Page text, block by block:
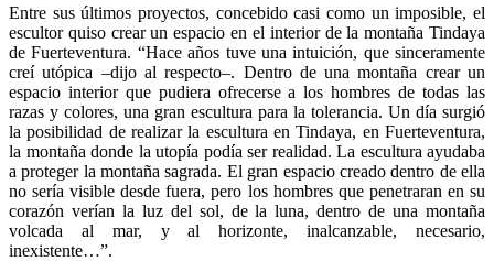
Entre sus últimos proyectos, concebido casi como un imposible, el
escultor quiso crear un espacio en el interior de la montaña Tindaya
de Fuerteventura. “Hace años tuve una intuición, que sinceramente
creí utópica –dijo al respecto–. Dentro de una montaña crear un
espacio interior que pudiera ofrecerse a los hombres de todas las
razas y colores, una gran escultura para la tolerancia. Un día surgió
la posibilidad de realizar la escultura en Tindaya, en Fuerteventura,
la montaña donde la utopía podía ser realidad. La escultura ayudaba
a proteger la montaña sagrada. El gran espacio creado dentro de ella
no sería visible desde fuera, pero los hombres que penetraran en su
corazón verían la luz del sol, de la luna, dentro de una montaña
volcada al mar, y al horizonte, inalcanzable, necesario,
inexistente…”.